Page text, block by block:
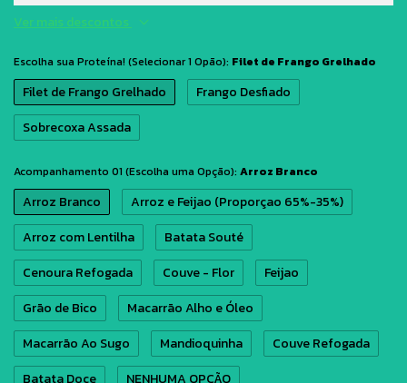
Ver mais descontos
Escolha sua Proteína! (Selecionar 1 Opão): Filet de Frango Grelhado
Filet de Frango Grelhado
Frango Desfiado
Sobrecoxa Assada
Acompanhamento 01 (Escolha uma Opção): Arroz Branco
Arroz Branco
Arroz e Feijao (Proporçao 65%-35%)
Arroz com Lentilha
Batata Souté
Cenoura Refogada
Couve - Flor
Feijao
Grão de Bico
Macarrão Alho e Óleo
Macarrão Ao Sugo
Mandioquinha
Couve Refogada
Batata Doce
NENHUMA OPÇÃO